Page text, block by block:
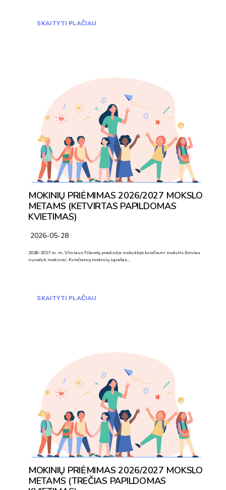
SKAITYTI PLAČIAU
MOKINIŲ PRIĖMIMAS 2026/2027 MOKSLO
METAMS (KETVIRTAS PAPILDOMAS
KVIETIMAS)
2026-05-28
2026-2027 m. m. Vilniaus Filaretų pradinėje mokykloje kviečiami mokytis žemiau
nurodyti mokiniai. Kviečiamų mokinių sąrašas…
SKAITYTI PLAČIAU
MOKINIŲ PRIĖMIMAS 2026/2027 MOKSLO
METAMS (TREČIAS PAPILDOMAS